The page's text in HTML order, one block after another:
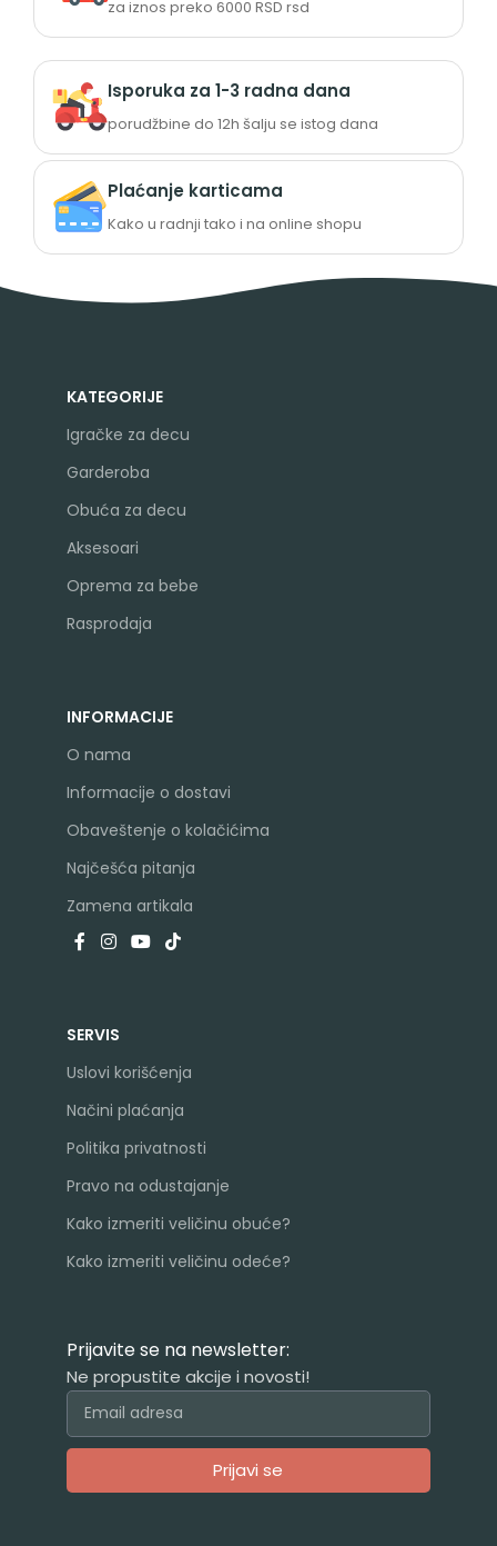
za iznos preko 6000 RSD rsd
Isporuka za 1-3 radna dana
porudžbine do 12h šalju se istog dana
Plaćanje karticama
Kako u radnji tako i na online shopu
KATEGORIJE
Igračke za decu
Garderoba
Obuća za decu
Aksesoari
Oprema za bebe
Rasprodaja
INFORMACIJE
O nama
Informacije o dostavi
Obaveštenje o kolačićima
Najčešća pitanja
Zamena artikala
SERVIS
Uslovi korišćenja
Načini plaćanja
Politika privatnosti
Pravo na odustajanje
Kako izmeriti veličinu obuće?
Kako izmeriti veličinu odeće?
Prijavite se na newsletter:
Ne propustite akcije i novosti!
Prijavi se